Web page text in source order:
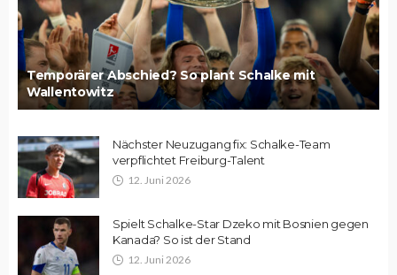
Temporärer Abschied? So plant Schalke mit
Wallentowitz
Nächster Neuzugang fix: Schalke-Team
verpflichtet Freiburg-Talent
12. Juni 2026
Spielt Schalke-Star Dzeko mit Bosnien gegen
Kanada? So ist der Stand
12. Juni 2026